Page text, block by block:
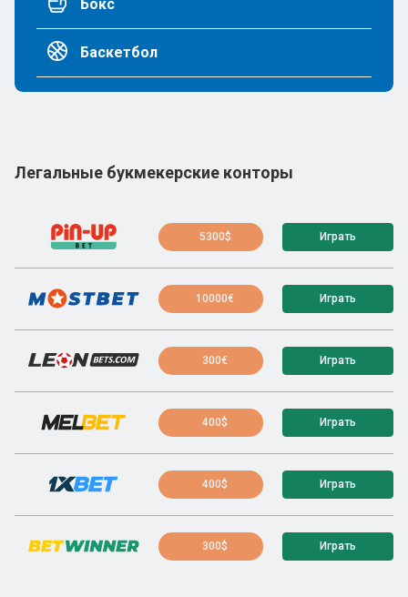
Бокс
Баскетбол
Легальные букмекерские конторы
5300$ Играть
10000€ Играть
300€ Играть
400$ Играть
400$ Играть
300$ Играть